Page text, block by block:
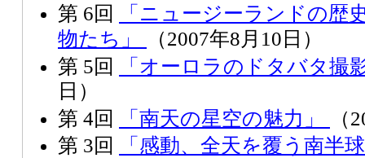
第 6回
「ニュージーランドの歴
物たち」
（2007年8月10日）
第 5回
「オーロラのドタバタ撮
日）
第 4回
「南天の星空の魅力」
（
第 3回
「感動、全天を覆う南半